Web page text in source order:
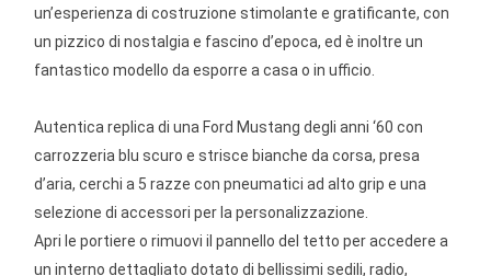
un’esperienza di costruzione stimolante e gratificante, con
un pizzico di nostalgia e fascino d’epoca, ed è inoltre un
fantastico modello da esporre a casa o in ufficio.
Autentica replica di una Ford Mustang degli anni ‘60 con
carrozzeria blu scuro e strisce bianche da corsa, presa
d’aria, cerchi a 5 razze con pneumatici ad alto grip e una
selezione di accessori per la personalizzazione.
Apri le portiere o rimuovi il pannello del tetto per accedere a
un interno dettagliato dotato di bellissimi sedili, radio,